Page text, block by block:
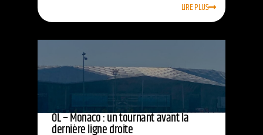
LIRE PLUS
OL – Monaco : un tournant avant la
dernière ligne droite